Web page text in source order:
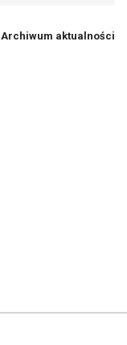
Archiwum aktualności